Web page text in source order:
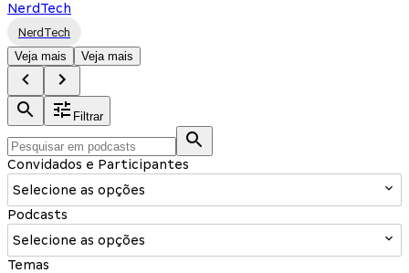
NerdTech
NerdTech
Veja mais
Veja mais
Filtrar
Convidados e Participantes
Selecione as opções
Podcasts
Selecione as opções
Temas